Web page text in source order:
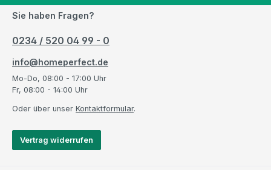
Sie haben Fragen?
0234 / 520 04 99 - 0
info@homeperfect.de
Mo-Do, 08:00 - 17:00 Uhr
Fr, 08:00 - 14:00 Uhr
Oder über unser Kontaktformular.
Vertrag widerrufen